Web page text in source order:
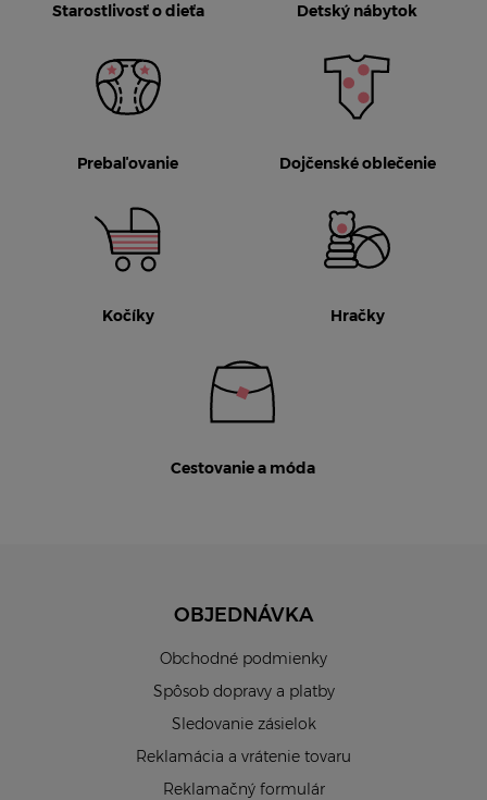
Starostlivosť o dieťa Detský nábytok
Prebaľovanie Dojčenské oblečenie
Kočíky Hračky
Cestovanie a móda
OBJEDNÁVKA
Obchodné podmienky
Spôsob dopravy a platby
Sledovanie zásielok
Reklamácia a vrátenie tovaru
Reklamačný formulár